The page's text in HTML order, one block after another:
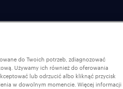
do Twoich potrzeb, zdiagnozować
Używamy ich również do oferowania
lub odrzucić albo kliknąć przycisk
w dowolnym momencie. Więcej informacji